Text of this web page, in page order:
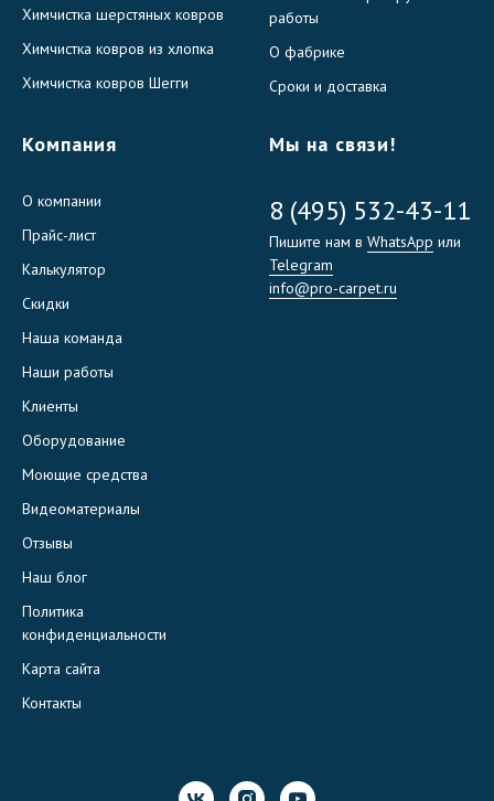
Химчистка шерстяных ковров
Химчистка ковров из хлопка
Химчистка ковров Шегги
работы
О фабрике
Сроки и доставка
Компания
О компании
Прайс-лист
Калькулятор
Скидки
Наша команда
Наши работы
Клиенты
Оборудование
Моющие средства
Видеоматериалы
Отзывы
Наш блог
Политика
конфиденциальности
Карта сайта
Контакты
Мы на связи!
8 (495) 532-43-11
Пишите нам в WhatsApp или
Telegram
info@pro-carpet.ru